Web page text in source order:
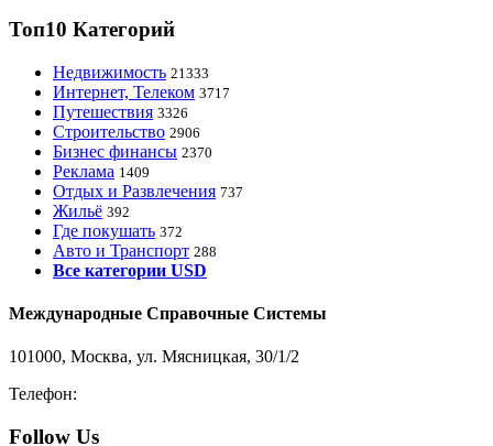
Топ10 Категорий
Недвижимость 21333
Интернет, Телеком 3717
Путешествия 3326
Строительство 2906
Бизнес финансы 2370
Реклама 1409
Отдых и Развлечения 737
Жильё 392
Где покушать 372
Авто и Транспорт 288
Все категории USD
Международные Справочные Системы
101000, Москва, ул. Мясницкая, 30/1/2
Телефон:
Follow Us